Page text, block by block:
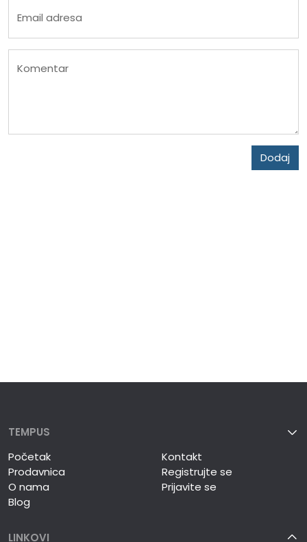
Email adresa
Komentar
Dodaj
TEMPUS
Početak
Prodavnica
O nama
Blog
Kontakt
Registrujte se
Prijavite se
LINKOVI